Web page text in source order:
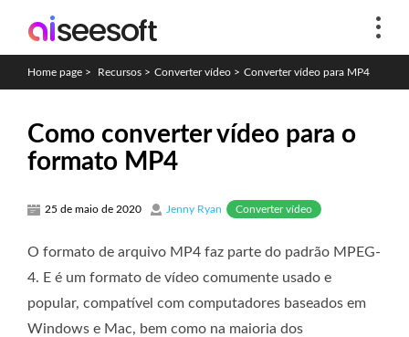
Home page > Recursos > Converter vídeo > Converter vídeo para MP4
Como converter vídeo para o
formato MP4
25 de maio de 2020 Jenny Ryan Converter vídeo
O formato de arquivo MP4 faz parte do padrão MPEG-
4. E é um formato de vídeo comumente usado e
popular, compatível com computadores baseados em
Windows e Mac, bem como na maioria dos